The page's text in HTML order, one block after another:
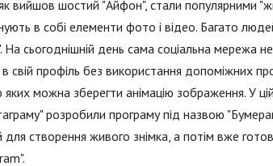
вийшов шостий "Айфон", стали популярними
в собі елементи фото і відео. Багато
На сьогоднішній день сама соціальна мережа
профіль без використання допоміжних
можна зберегти анімацію зображення. У
розробили програму під назвою
для створення живого знімка, а потім вже